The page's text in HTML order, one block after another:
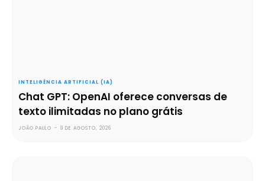
INTELIGÊNCIA ARTIFICIAL (IA)
Chat GPT: OpenAI oferece conversas de
texto ilimitadas no plano grátis
JOÃO PAULO - 9 DE AGOSTO, 2026